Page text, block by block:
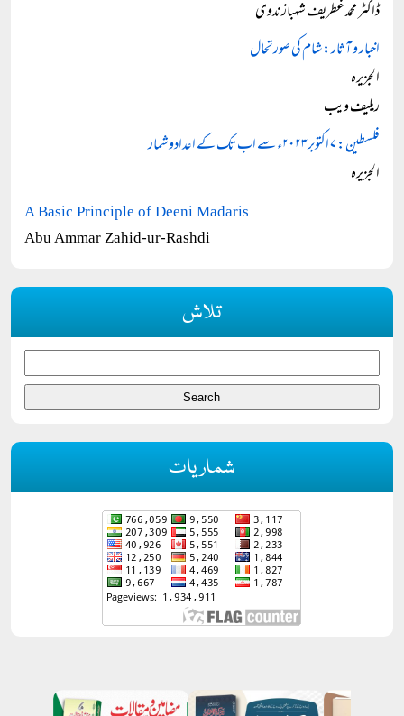
ڈاکٹر محمد غطریف شہباز ندوی
اخبار و آثار: شام کی صورتحال
الجزیرہ
ریلیف ویب
فلسطین: ۷ اکتوبر۲۰۲۳ء سے اب تک کے اعدادوشمار
الجزیرہ
A Basic Principle of Deeni Madaris
Abu Ammar Zahid-ur-Rashdi
تلاش
شماریات